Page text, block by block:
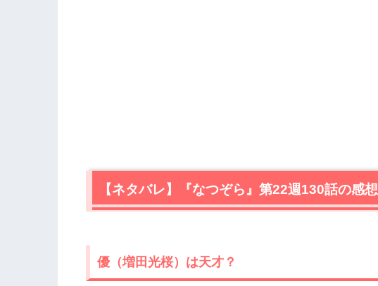
【ネタバレ】『なつぞら』第22週130話の感想
優（増田光桜）は天才？